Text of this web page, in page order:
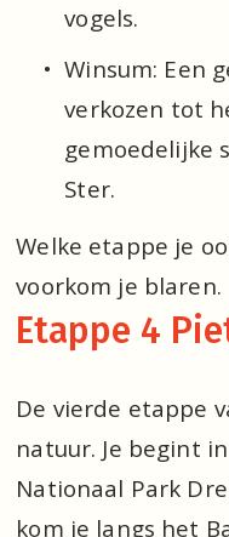
vogels.
Winsum: Een
verkozen tot
gemoedelijke
Ster.
Welke etappe je
voorkom je blaren.
Etappe 4
De vierde etappe
natuur. Je begint
Nationaal Park
kom je langs het